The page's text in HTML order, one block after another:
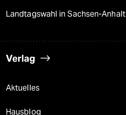
Landtagswahl in Sachsen-Anhalt
Verlag
Aktuelles
Hausblog